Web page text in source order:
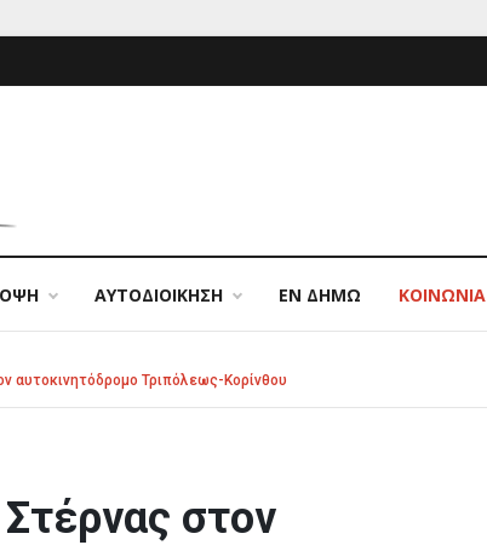
ΑΥΤΟΔΙΟΙΚΗΣΗ ΕΝ ΔΗΜΩ ΚΟΙΝΩΝΙΑ
αυτοκινητόδρομο Τριπόλεως-Κορίνθου
στον